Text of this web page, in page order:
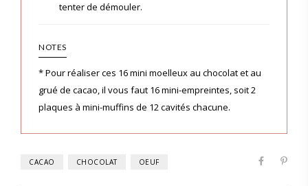
tenter de démouler.
NOTES
* Pour réaliser ces 16 mini moelleux au chocolat et au
grué de cacao, il vous faut 16 mini-empreintes, soit 2
plaques à mini-muffins de 12 cavités chacune.
CACAO CHOCOLAT OEUF